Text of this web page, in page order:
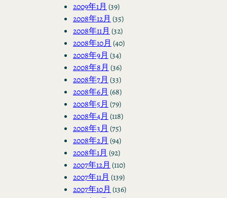
2009年1月 (39)
2008年12月 (35)
2008年11月 (32)
2008年10月 (40)
2008年9月 (34)
2008年8月 (36)
2008年7月 (33)
2008年6月 (68)
2008年5月 (79)
2008年4月 (118)
2008年3月 (75)
2008年2月 (94)
2008年1月 (92)
2007年12月 (110)
2007年11月 (139)
2007年10月 (136)